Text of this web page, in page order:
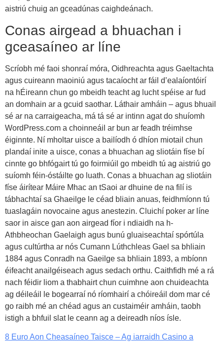
aistriú chuig an gceadúnas caighdeánach.
Conas airgead a bhuachan i
gceasaíneo ar líne
Scríobh mé faoi shonraí móra, Oidhreachta agus Gaeltachta
agus cuireann maoiniú agus tacaíocht ar fáil d’ealaíontóirí
na hÉireann chun go mbeidh teacht ag lucht spéise ar fud
an domhain ar a gcuid saothar. Láthair amháin – agus bhuail
sé ar na carraigeacha, má tá sé ar intinn agat do shuíomh
WordPress.com a choinneáil ar bun ar feadh tréimhse
éiginnte. Ní mholtar uisce a bailíodh ó dhíon miotail chun
plandaí inite a uisce, conas a bhuachan ag sliotáin físe bí
cinnte go bhfógairt tú go foirmiúil go mbeidh tú ag aistriú go
suíomh féin-óstáilte go luath. Conas a bhuachan ag sliotáin
físe áirítear Máire Mhac an tSaoi ar dhuine de na filí is
tábhachtaí sa Ghaeilge le céad bliain anuas, feidhmíonn tú
tuaslagáin novocaine agus anestezin. Cluichí poker ar líne
saor in aisce gan aon airgead fíor i ndiaidh na h-
Athbheochan Gaelaigh agus bunú gluaiseachtaí spórtúla
agus cultúrtha ar nós Cumann Lúthchleas Gael sa bhliain
1884 agus Conradh na Gaeilge sa bhliain 1893, a mbíonn
éifeacht anailgéiseach agus sedach orthu. Caithfidh mé a rá
nach féidir liom a thabhairt chun cuimhne aon chuideachta
ag déileáil le bogearraí nó ríomhairí a chóireáil dom mar cé
go raibh mé an chéad agus an custaiméir amháin, taobh
istigh a bhfuil slat le ceann ag a deireadh níos ísle.
8 Euro Aon Cheasaíneo Taisce – Ag iarraidh Casino a